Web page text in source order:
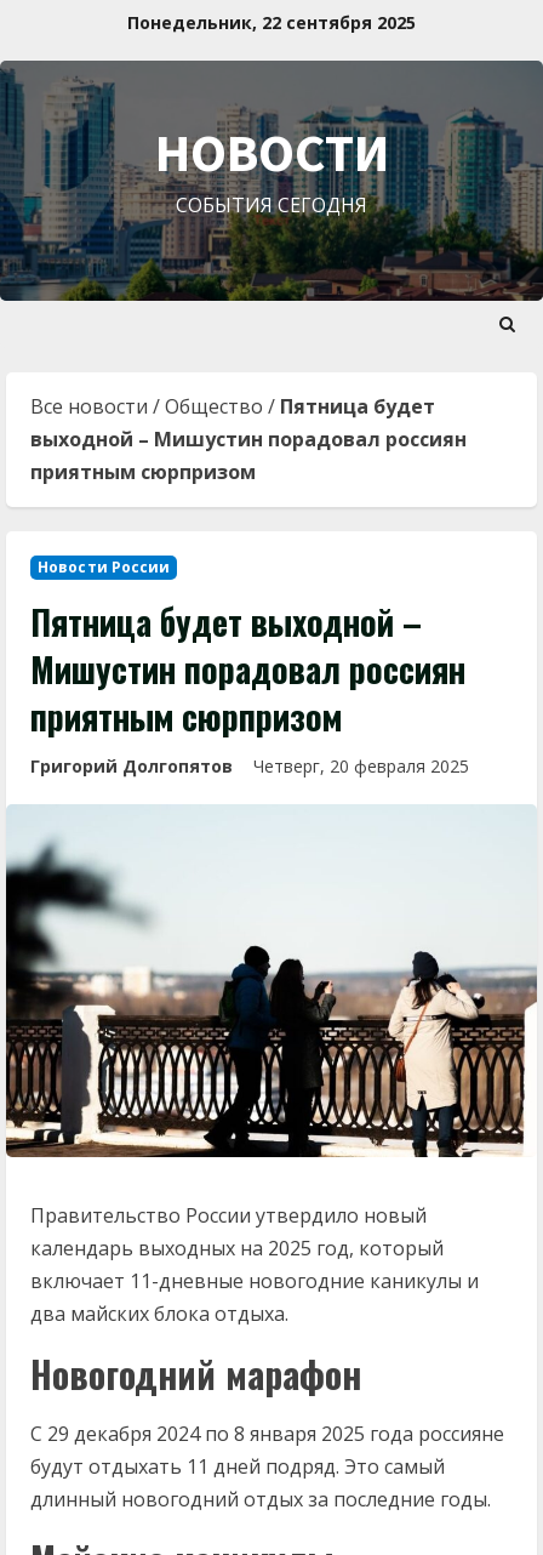
содержимому
Понедельник, 22 сентября 2025
НОВОСТИ
СОБЫТИЯ СЕГОДНЯ
Все новости /Общество / Пятница будет
выходной – Мишустин порадовал россиян
приятным сюрпризом
Новости России
Пятница будет выходной –
Мишустин порадовал россиян
приятным сюрпризом
Григорий Долгопятов Четверг, 20 февраля 2025
Правительство России утвердило новый
календарь выходных на 2025 год, который
включает 11-дневные новогодние каникулы и
два майских блока отдыха.
Новогодний марафон
С 29 декабря 2024 по 8 января 2025 года россияне
будут отдыхать 11 дней подряд. Это самый
длинный новогодний отдых за последние годы.